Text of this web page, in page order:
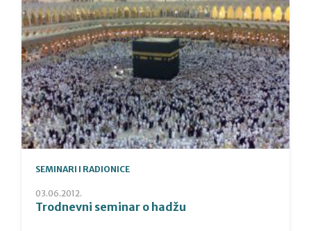
SEMINARI I RADIONICE
03.06.2012.
Trodnevni seminar o hadžu